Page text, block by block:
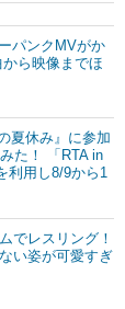
パンクMVがか
ら映像までほ
夏休み』に参加
た！ 「RTA in
利用し8/9から1
でレスリング！
い姿が可愛すぎ